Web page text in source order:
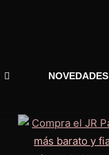
NOVEDADES